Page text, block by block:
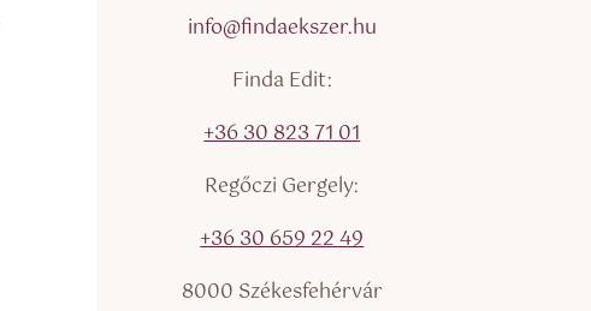
info@findaekszer.hu
Finda Edit:
+36 30 823 71 01
Regőczi Gergely:
+36 30 659 22 49
8000 Székesfehérvár